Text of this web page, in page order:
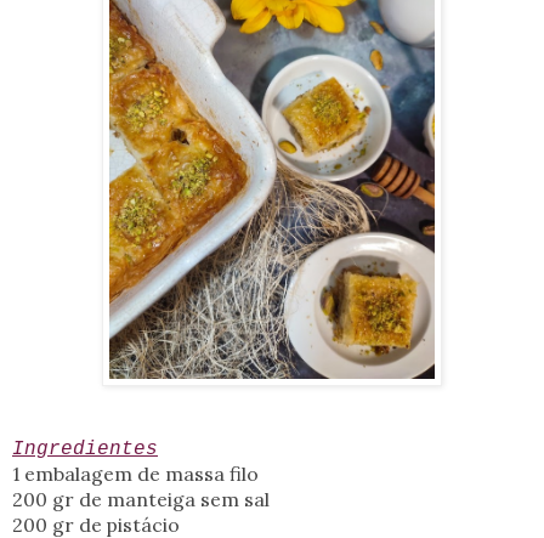
Ingredientes
1 embalagem de massa filo
200 gr de manteiga sem sal
200 gr de pistácio